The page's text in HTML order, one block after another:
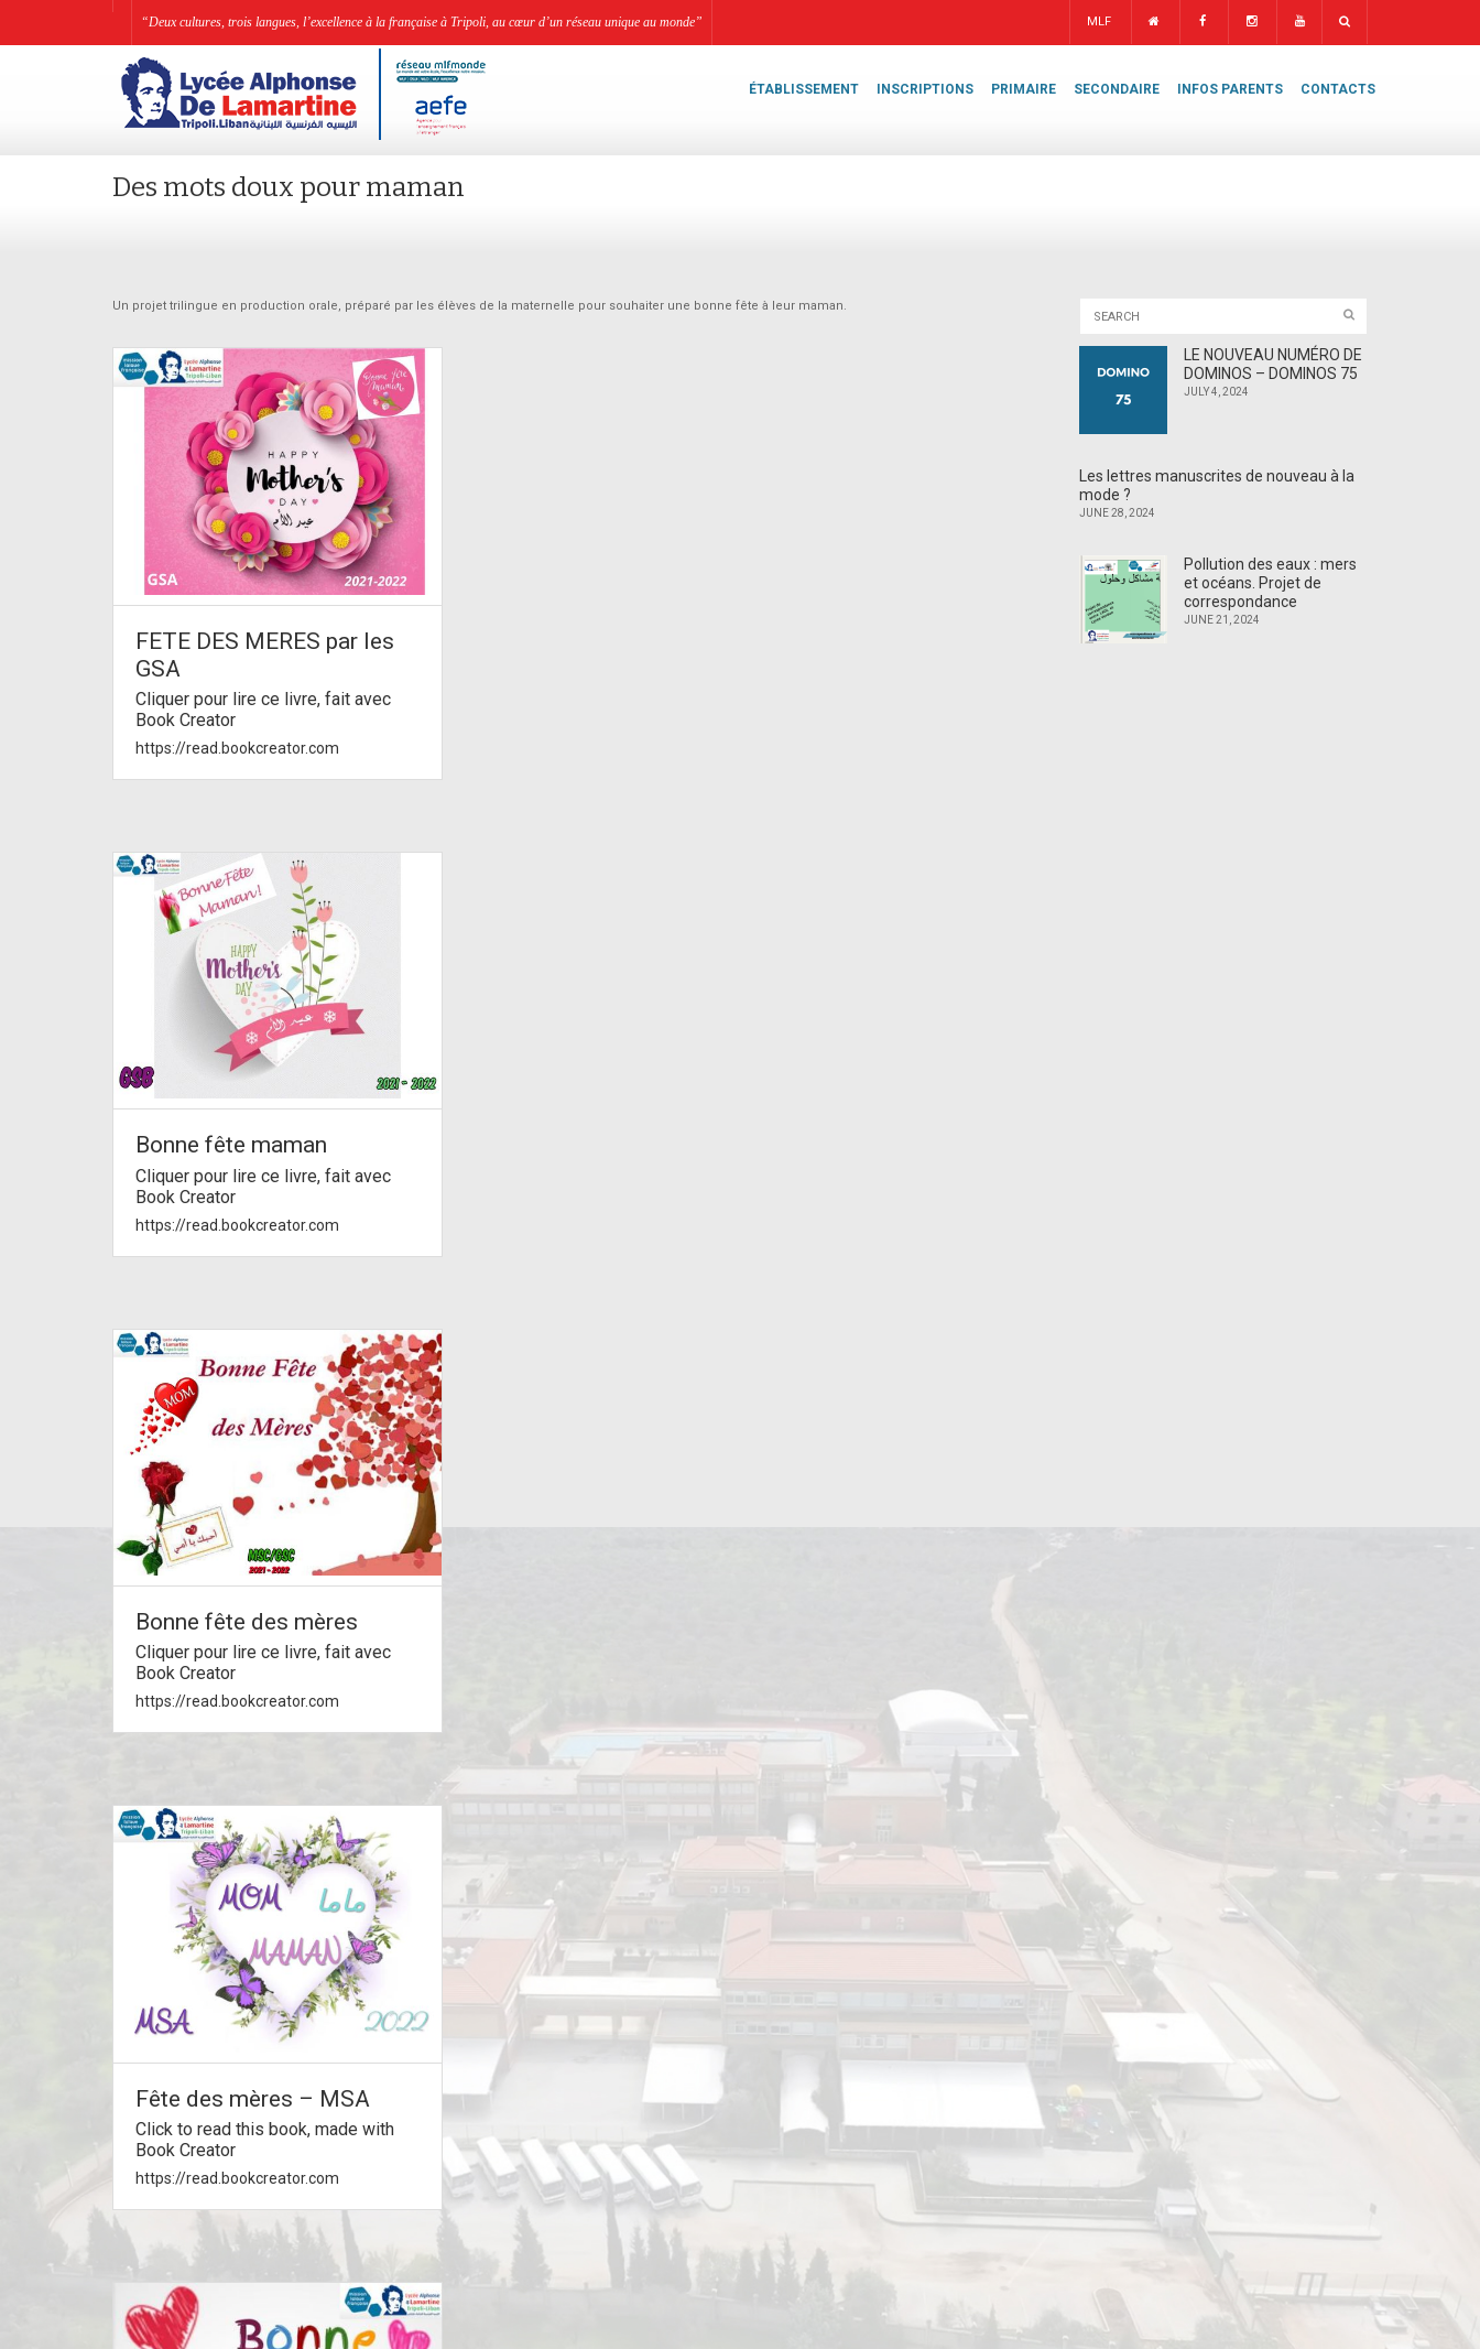
“Deux cultures, trois langues, l’excellence à la française à Tripoli, au cœur d’un réseau unique au monde” MLF
ÉTABLISSEMENT INSCRIPTIONS PRIMAIRE SECONDAIRE INFOS PARENTS CONTACTS
Des mots doux pour maman
Un projet trilingue en production orale, préparé par les élèves de la maternelle pour souhaiter une bonne fête à leur maman.
FETE DES MERES par les
GSA
Cliquer pour lire ce livre, fait avec
Book Creator
https://read.bookcreator.com
Bonne fête maman
Cliquer pour lire ce livre, fait avec
Book Creator
https://read.bookcreator.com
Bonne fête des mères
Cliquer pour lire ce livre, fait avec
Book Creator
https://read.bookcreator.com
Fête des mères – MSA
Click to read this book, made with
Book Creator
https://read.bookcreator.com
LE NOUVEAU NUMÉRO DE
DOMINOS – DOMINOS 75
JULY 4, 2024
Les lettres manuscrites de nouveau à la
mode ?
JUNE 28, 2024
Pollution des eaux : mers
et océans. Projet de
correspondance
JUNE 21, 2024